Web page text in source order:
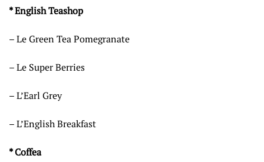
* English Teashop
– Le Green Tea Pomegranate
– Le Super Berries
– L’Earl Grey
– L’English Breakfast
* Coffea